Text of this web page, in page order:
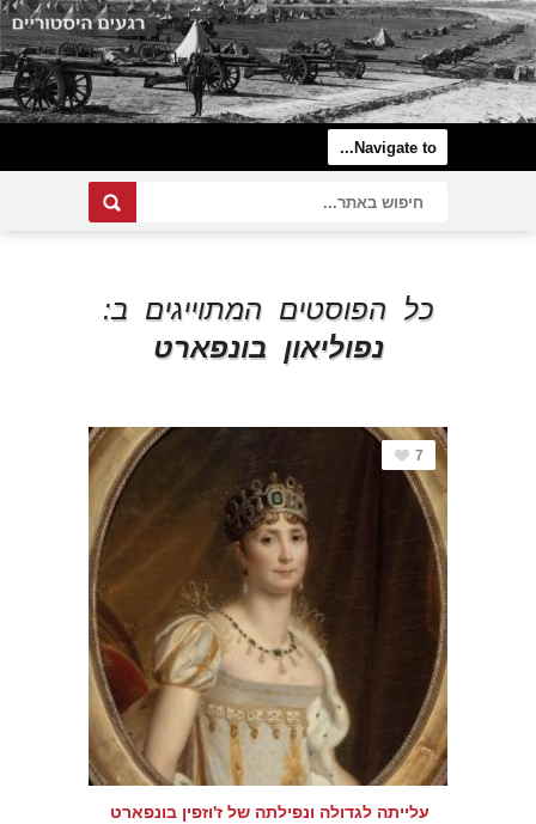
כל הפוסטים המתוייגים ב:
נפוליאון בונפארט
7
עלייתה לגדולה ונפילתה של ז'וזפין בונפארט